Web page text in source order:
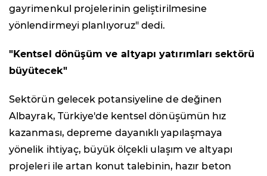
gayrimenkul projelerinin geliştirilmesine
yönlendirmeyi planlıyoruz" dedi.
"Kentsel dönüşüm ve altyapı yatırımları sektörü
büyütecek"
Sektörün gelecek potansiyeline de değinen
Albayrak, Türkiye'de kentsel dönüşümün hız
kazanması, depreme dayanıklı yapılaşmaya
yönelik ihtiyaç, büyük ölçekli ulaşım ve altyapı
projeleri ile artan konut talebinin, hazır beton